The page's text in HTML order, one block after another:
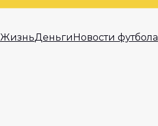
ЖизньДеньгиНовости футбола